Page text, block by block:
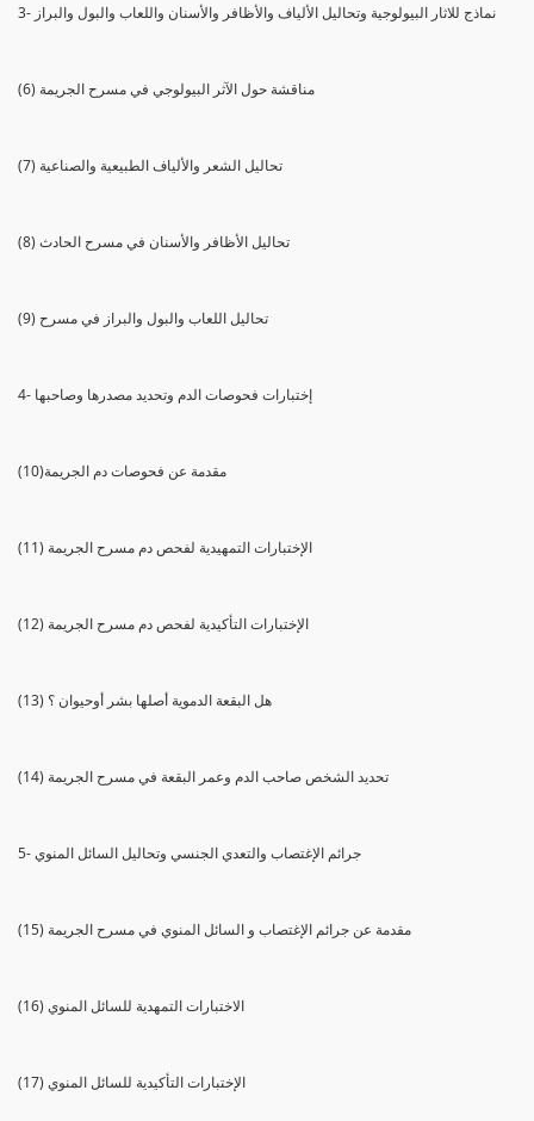
3- نماذج للاثار البيولوجية وتحاليل الألياف والأظافر والأسنان واللعاب والبول والبراز
(6) مناقشة حول الآثر البيولوجي في مسرح الجريمة
(7) تحاليل الشعر والألياف الطبيعية والصناعية
(8) تحاليل الأظافر والأسنان في مسرح الحادث
(9) تحاليل اللعاب والبول والبراز في مسرح
4- إختبارات فحوصات الدم وتحديد مصدرها وصاحبها
(10)مقدمة عن فحوصات دم الجريمة
(11) الإختبارات التمهيدية لفحص دم مسرح الجريمة
(12) الإختبارات التأكيدية لفحص دم مسرح الجريمة
(13) هل البقعة الدموية أصلها بشر أوحيوان ؟
(14) تحديد الشخص صاحب الدم وعمر البقعة في مسرح الجريمة
5- جرائم الإغتصاب والتعدي الجنسي وتحاليل السائل المنوي
(15) مقدمة عن جرائم الإغتصاب و السائل المنوي في مسرح الجريمة
(16) الاختبارات التمهدية للسائل المنوي
(17) الإختبارات التأكيدية للسائل المنوي